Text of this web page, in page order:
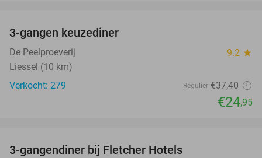
3-gangen keuzediner
De Peelproeverij 9.2 star
Liessel (10 km)
Verkocht: 279
Regulier €37,40
€24,95
3-gangendiner bij Fletcher Hotels